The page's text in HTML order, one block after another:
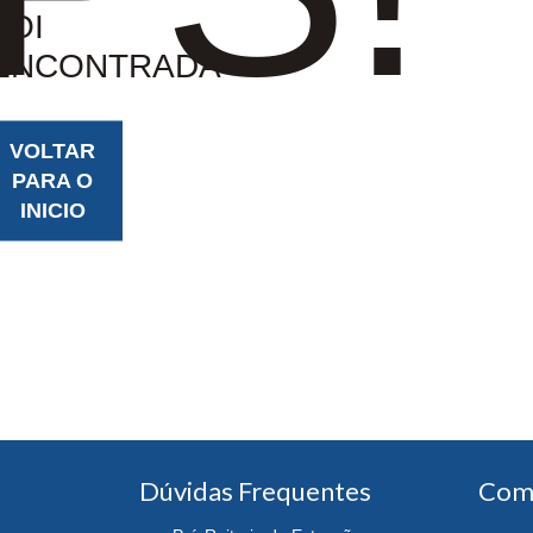
VOLTAR
PARA O
INICIO
Dúvidas Frequentes